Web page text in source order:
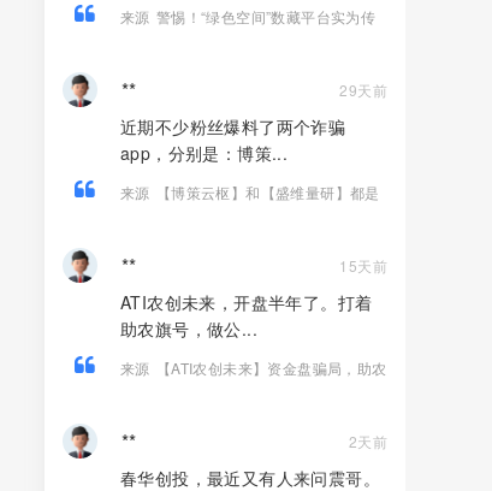
来源 警惕！“绿色空间”数藏平台实为传
** 29天前
近期不少粉丝爆料了两个诈骗
app，分别是：博策...
来源
【博策云枢】和【盛维量研】都是
** 15天前
ATI农创未来，开盘半年了。打着
助农旗号，做公...
来源
【ATI农创未来】资金盘骗局，助农
** 2天前
春华创投，最近又有人来问震哥。